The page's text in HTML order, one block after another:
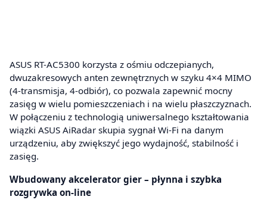
ASUS RT-AC5300 korzysta z ośmiu odczepianych,
dwuzakresowych anten zewnętrznych w szyku 4×4 MIMO
(4-transmisja, 4-odbiór), co pozwala zapewnić mocny
zasięg w wielu pomieszczeniach i na wielu płaszczyznach.
W połączeniu z technologią uniwersalnego kształtowania
wiązki ASUS AiRadar skupia sygnał Wi-Fi na danym
urządzeniu, aby zwiększyć jego wydajność, stabilność i
zasięg.
Wbudowany akcelerator gier – płynna i szybka
rozgrywka on-line